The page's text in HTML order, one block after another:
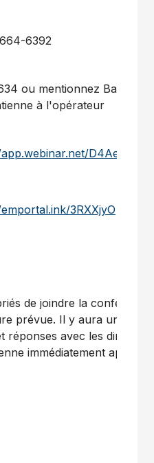
6392
ou mentionnez Banque
à l'opérateur
3RXXjyO
de joindre la conférence
prévue. Il y aura une
réponses avec les
immédiatement après la